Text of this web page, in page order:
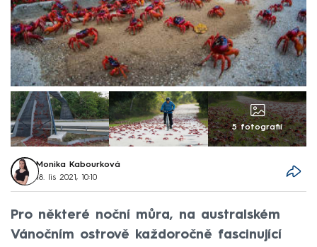
5 fotografií
Monika Kabourková
18. lis 2021, 10:10
Pro některé noční můra, na australském
Vánočním ostrově každoročně fascinující